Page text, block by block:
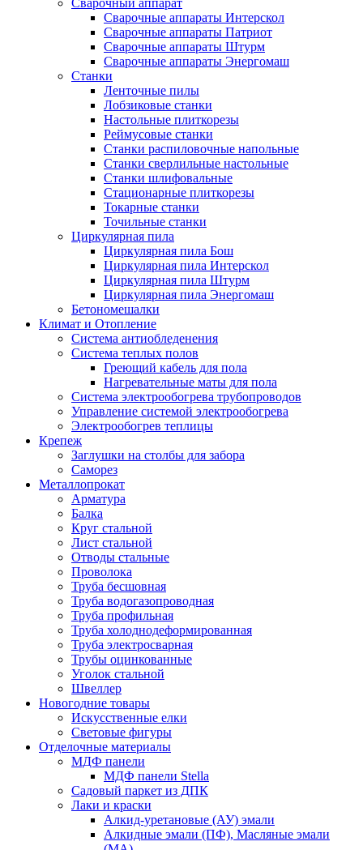
Сварочный аппарат
Сварочные аппараты Интерскол
Сварочные аппараты Патриот
Сварочные аппараты Штурм
Сварочные аппараты Энергомаш
Станки
Ленточные пилы
Лобзиковые станки
Настольные плиткорезы
Реймусовые станки
Станки распиловочные напольные
Станки сверлильные настольные
Станки шлифовальные
Стационарные плиткорезы
Токарные станки
Точильные станки
Циркулярная пила
Циркулярная пила Бош
Циркулярная пила Интерскол
Циркулярная пила Штурм
Циркулярная пила Энергомаш
Бетономешалки
Климат и Отопление
Система антиобледенения
Система теплых полов
Греющий кабель для пола
Нагревательные маты для пола
Система электрообогрева трубопроводов
Управление системой электрообогрева
Электрообогрев теплицы
Крепеж
Заглушки на столбы для забора
Саморез
Металлопрокат
Арматура
Балка
Круг стальной
Лист стальной
Отводы стальные
Проволока
Труба бесшовная
Труба водогазопроводная
Труба профильная
Труба холоднодеформированная
Труба электросварная
Трубы оцинкованные
Уголок стальной
Швеллер
Новогодние товары
Искусственные елки
Световые фигуры
Отделочные материалы
МДФ панели
МДФ панели Stella
Садовый паркет из ДПК
Лаки и краски
Алкид-уретановые (АУ) эмали
Алкидные эмали (ПФ), Масляные эмали